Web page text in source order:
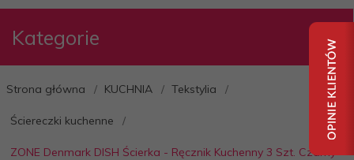
Kategorie
Strona główna KUCHNIA Tekstylia
Ściereczki kuchenne
ZONE Denmark DISH Ścierka - Ręcznik Kuchenny 3 Szt. Czarny